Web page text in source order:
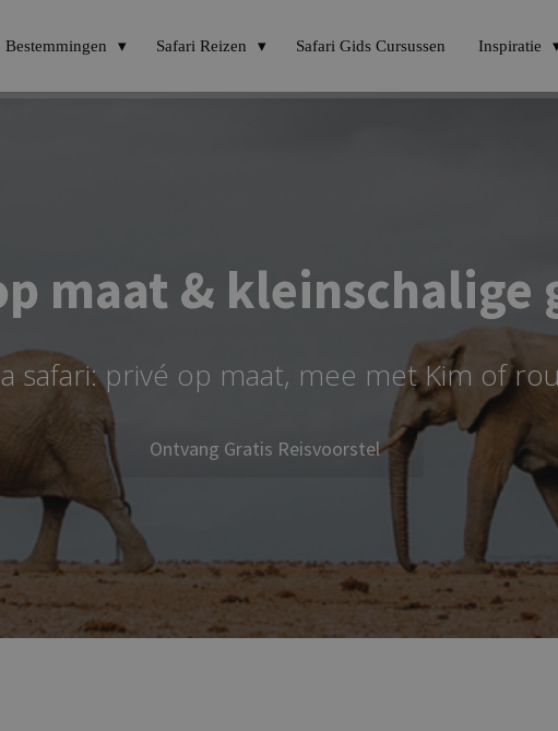
Bestemmingen Safari Reizen Safari Gids Cursussen Inspiratie
maat & kleinschalige
safari: privé op maat, mee met Kim of
Ontvang Gratis Reisvoorstel